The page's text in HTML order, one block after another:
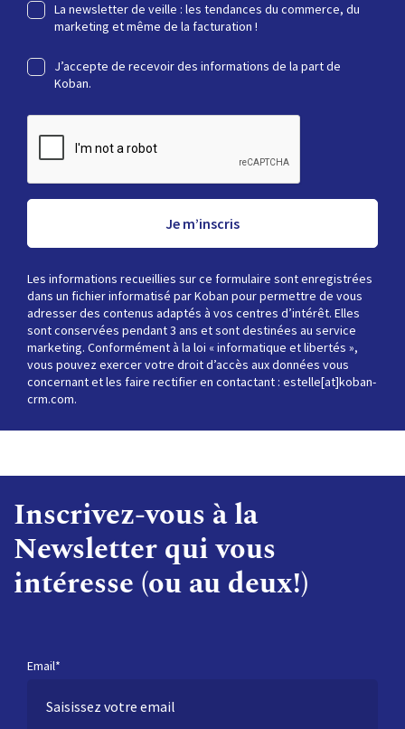
La newsletter de veille : les tendances du commerce, du
marketing et même de la facturation !
J’accepte de recevoir des informations de la part de
Koban.
Je m’inscris
Les informations recueillies sur ce formulaire sont enregistrées
dans un fichier informatisé par Koban pour permettre de vous
adresser des contenus adaptés à vos centres d’intérêt. Elles
sont conservées pendant 3 ans et sont destinées au service
marketing. Conformément à la loi « informatique et libertés »,
vous pouvez exercer votre droit d’accès aux données vous
concernant et les faire rectifier en contactant : estelle[at]koban-
crm.com.
Inscrivez-vous à la
Newsletter qui vous
intéresse (ou au deux!)
Email*